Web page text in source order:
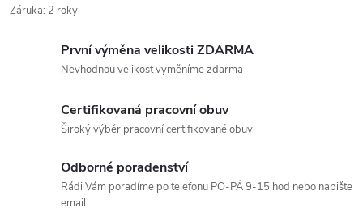
Záruka: 2 roky
První výměna velikosti ZDARMA
Nevhodnou velikost vyměníme zdarma
Certifikovaná pracovní obuv
Široký výběr pracovní certifikované obuvi
Odborné poradenství
Rádi Vám poradíme po telefonu PO-PÁ 9-15 hod nebo napište
email